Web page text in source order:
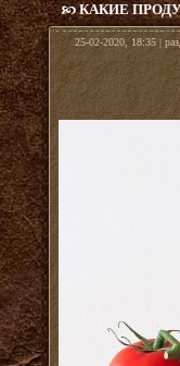
КАКИЕ
25-02-2020, 18:35 |